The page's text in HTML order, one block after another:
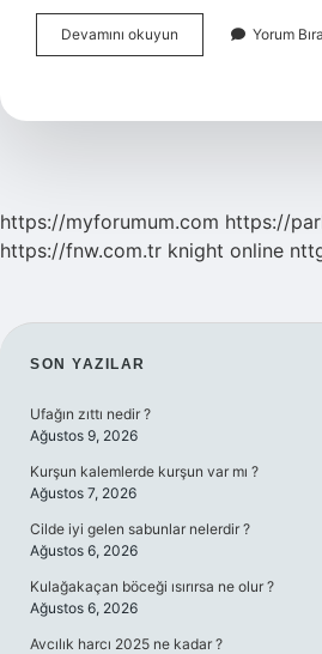
Devamını okuyun
Çalışıyorum
Yorum
https://myforumum.com https://
https://fnw.com.tr knight online
SIDEBAR
SON YAZILAR
Ufağın zıttı nedir ?
Ağustos 9, 2026
Kurşun kalemlerde kurşun var mı ?
Ağustos 7, 2026
Cilde iyi gelen sabunlar nelerdir ?
Ağustos 6, 2026
Kulağakaçan böceği ısırırsa ne olur ?
Ağustos 6, 2026
Avcılık harcı 2025 ne kadar ?